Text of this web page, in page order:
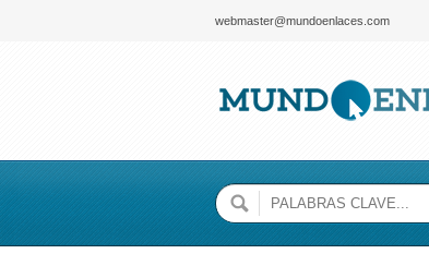
webmaster@mundoenlaces.com